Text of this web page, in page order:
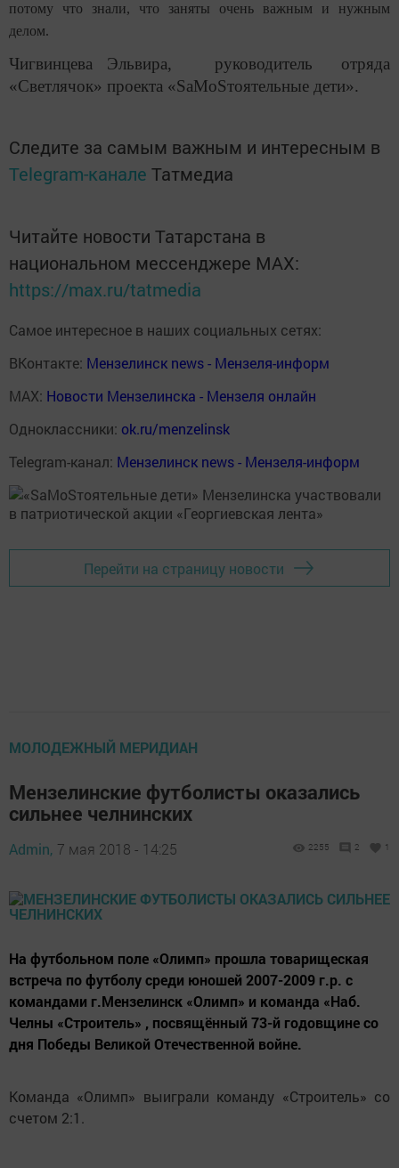
потому что знали, что заняты очень важным и нужным
делом.
Чигвинцева Эльвира, руководитель отряда
«Светлячок» проекта «SaMoSтоятельные дети».
Следите за самым важным и интересным в
Telegram-канале Татмедиа
Читайте новости Татарстана в
национальном мессенджере MАХ:
https://max.ru/tatmedia
Самое интересное в наших социальных сетях:
ВКонтакте: Мензелинск news - Мензеля-информ
MAX: Новости Мензелинска - Мензеля онлайн
Одноклассники: ok.ru/menzelinsk
Telegram-канал: Мензелинск news - Мензеля-информ
Перейти на страницу новости
МОЛОДЕЖНЫЙ МЕРИДИАН
Мензелинские футболисты оказались
сильнее челнинских
Admin, 7 мая 2018 - 14:25 2255 2 1
На футбольном поле «Олимп» прошла товарищеская
встреча по футболу среди юношей 2007-2009 г.р. с
командами г.Мензелинск «Олимп» и команда «Наб.
Челны «Строитель» , посвящённый 73-й годовщине со
дня Победы Великой Отечественной войне.
Команда «Олимп» выиграли команду «Строитель» со
счетом 2:1.